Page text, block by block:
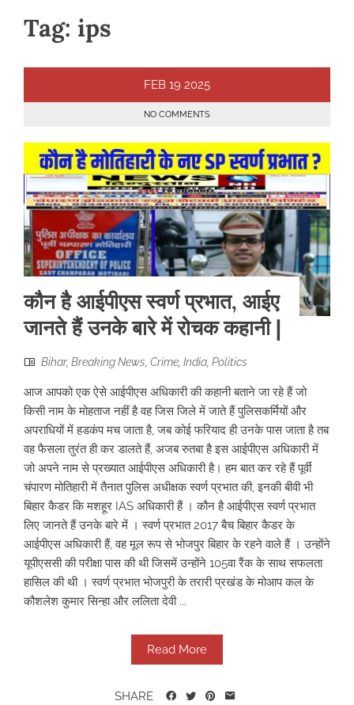
Tag: ips
FEB 19 2025
NO COMMENTS
कौन है आईपीएस स्वर्ण प्रभात, आईए
जानते हैं उनके बारे में रोचक कहानी |
Bihar, Breaking News, Crime, India, Politics
आज आपको एक ऐसे आईपीएस अधिकारी की कहानी बताने जा रहे हैं जो
किसी नाम के मोहताज नहीं है वह जिस जिले में जाते हैं पुलिसकर्मियों और
अपराधियों में हडकंप मच जाता है, जब कोई फरियाद ही उनके पास जाता है तब
वह फैसला तुरंत ही कर डालते हैं, अजब रुतबा है इस आईपीएस अधिकारी में
जो अपने नाम से प्रख्यात आईपीएस अधिकारी है। हम बात कर रहे हैं पूर्वी
चंपारण मोतिहारी में तैनात पुलिस अधीक्षक स्वर्ण प्रभात की, इनकी बीवी भी
बिहार कैडर कि मशहूर IAS अधिकारी हैं । कौन है आईपीएस स्वर्ण प्रभात
लिए जानते हैं उनके बारे में । स्वर्ण प्रभात 2017 बैच बिहार कैडर के
आईपीएस अधिकारी हैं, वह मूल रूप से भोजपुर बिहार के रहने वाले हैं । उन्होंने
यूपीएससी की परीक्षा पास की थी जिसमें उन्होंने 105वा रैंक के साथ सफलता
हासिल की थी । स्वर्ण प्रभात भोजपुरी के तरारी प्रखंड के मोआप कल के
कौशलेश कुमार सिन्हा और ललिता देवी ...
Read More
SHARE